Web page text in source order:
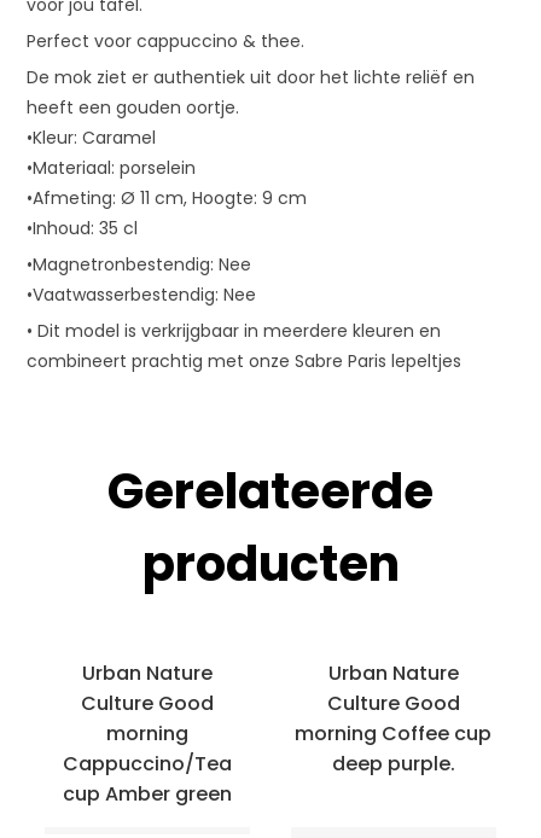
Perfect voor cappuccino & thee.
De mok ziet er authentiek uit door het lichte reliëf en
heeft een gouden oortje.
•Kleur: Caramel
•Materiaal: porselein
•Afmeting: Ø 11 cm, Hoogte: 9 cm
•Inhoud: 35 cl
•Magnetronbestendig: Nee
•Vaatwasserbestendig: Nee
• Dit model is verkrijgbaar in meerdere kleuren en
combineert prachtig met onze Sabre Paris lepeltjes
Gerelateerde
producten
Urban Nature
Culture Good
morning
Cappuccino/Tea
cup Amber green
Urban Nature
Culture Good
morning Coffee cup
deep purple.